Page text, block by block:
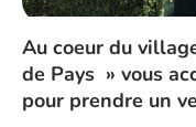
Au coeur du
de Pays » vous
pour prendre un